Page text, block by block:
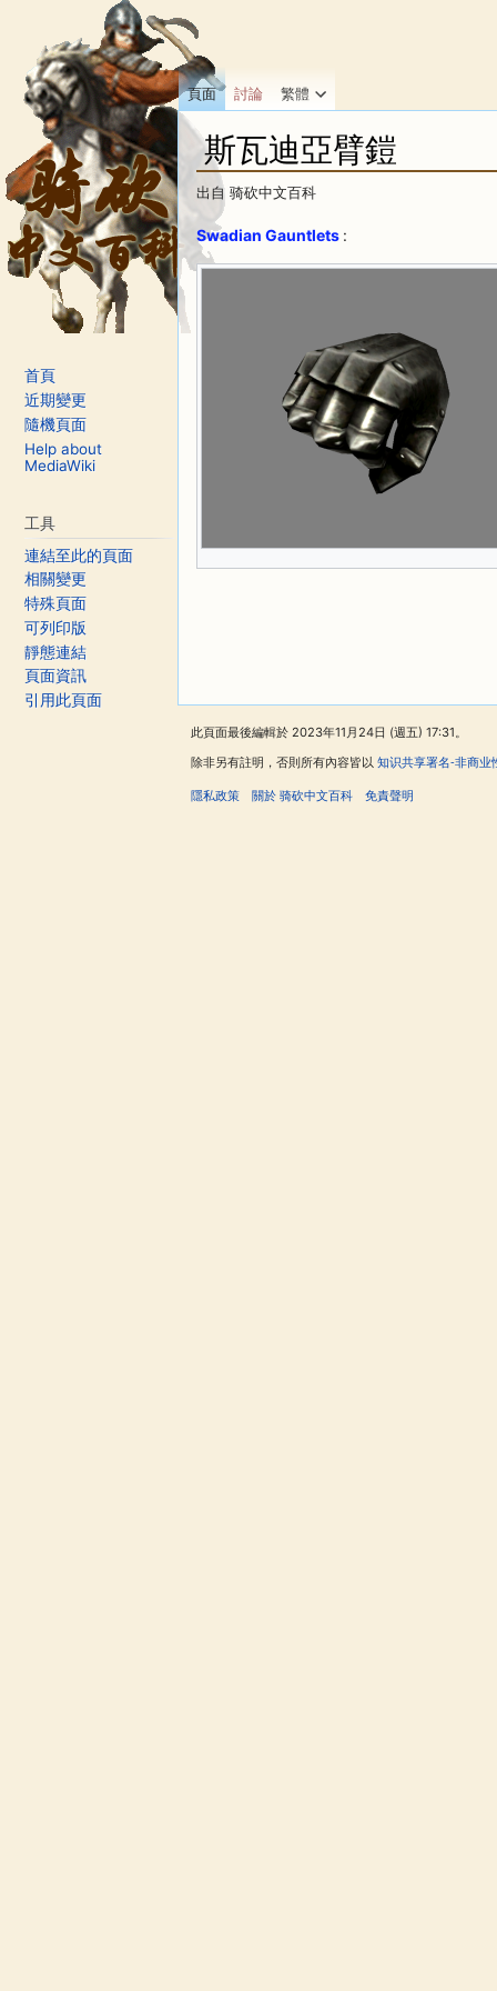
斯瓦迪亞臂鎧
出自 骑砍中文百科
前往：
Swadian Gauntlets :
頁面 討論 繁體
首頁
近期變更
隨機頁面
Help about
MediaWiki
工具
連結至此的頁面
相關變更
特殊頁面
可列印版
靜態連結
頁面資訊
引用此頁面
此頁面最後編輯於 2023年11月24日 (週五) 17:31。
除非另有註明，否則所有內容皆以 知识共享署名-非商业
隱私政策 關於 骑砍中文百科 免責聲明